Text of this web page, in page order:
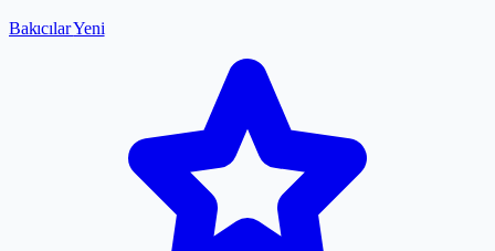
BakıcılarYeni